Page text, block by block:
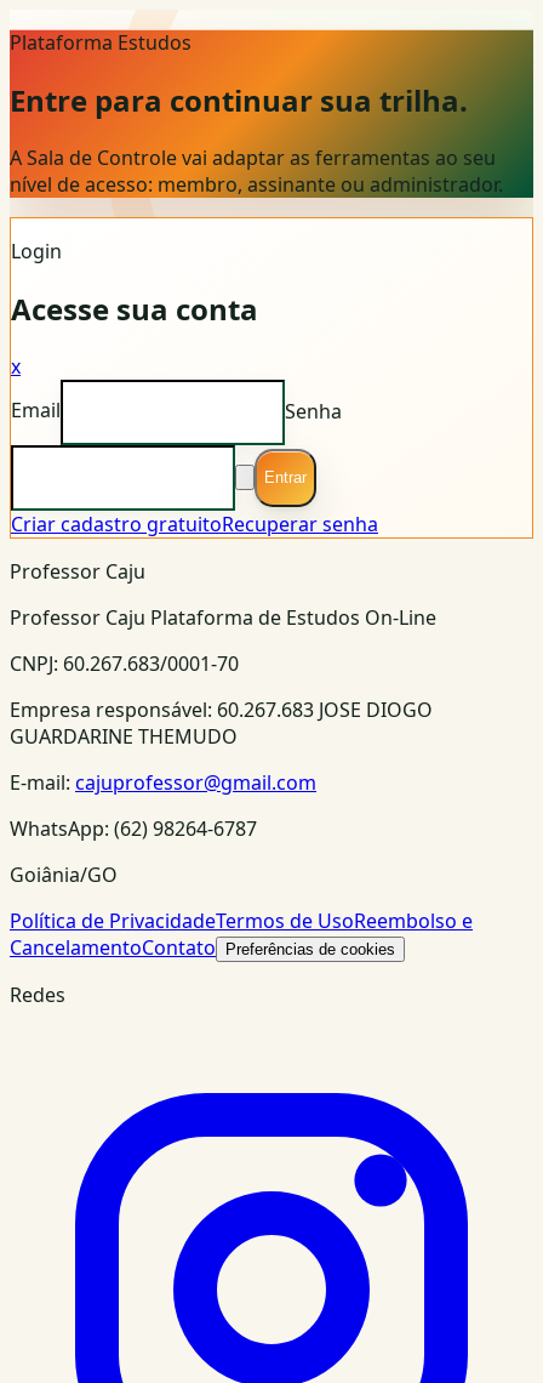
Plataforma Estudos
Entre para continuar sua trilha.
A Sala de Controle vai adaptar as ferramentas ao seu
nível de acesso: membro, assinante ou administrador.
Login
Acesse sua conta
x
Email
Senha
Entrar
Criar cadastro gratuitoRecuperar senha
Professor Caju
Professor Caju Plataforma de Estudos On-Line
CNPJ: 60.267.683/0001-70
Empresa responsável: 60.267.683 JOSE DIOGO
GUARDARINE THEMUDO
E-mail: cajuprofessor@gmail.com
WhatsApp: (62) 98264-6787
Goiânia/GO
Política de PrivacidadeTermos de UsoReembolso e
CancelamentoContato Preferências de cookies
Redes